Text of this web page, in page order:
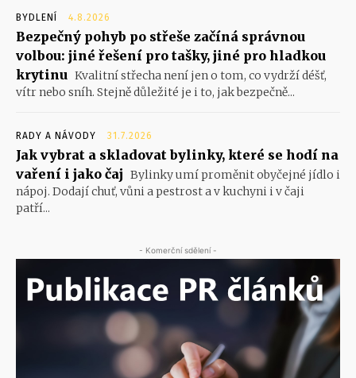
BYDLENÍ 4.8.2026
Bezpečný pohyb po střeše začíná správnou
volbou: jiné řešení pro tašky, jiné pro hladkou
krytinu Kvalitní střecha není jen o tom, co vydrží déšť,
vítr nebo sníh. Stejně důležité je i to, jak bezpečně...
RADY A NÁVODY 31.7.2026
Jak vybrat a skladovat bylinky, které se hodí na
vaření i jako čaj Bylinky umí proměnit obyčejné jídlo i
nápoj. Dodají chuť, vůni a pestrost a v kuchyni i v čaji
patří...
- Komerční sdělení -